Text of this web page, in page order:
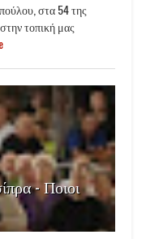
στα 54 της
τοπική μας
- Ποιοι